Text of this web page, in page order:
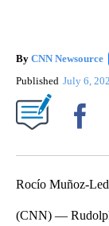
By CNN Newsource
Published July 6,
Rocío Muñoz-
(CNN) —